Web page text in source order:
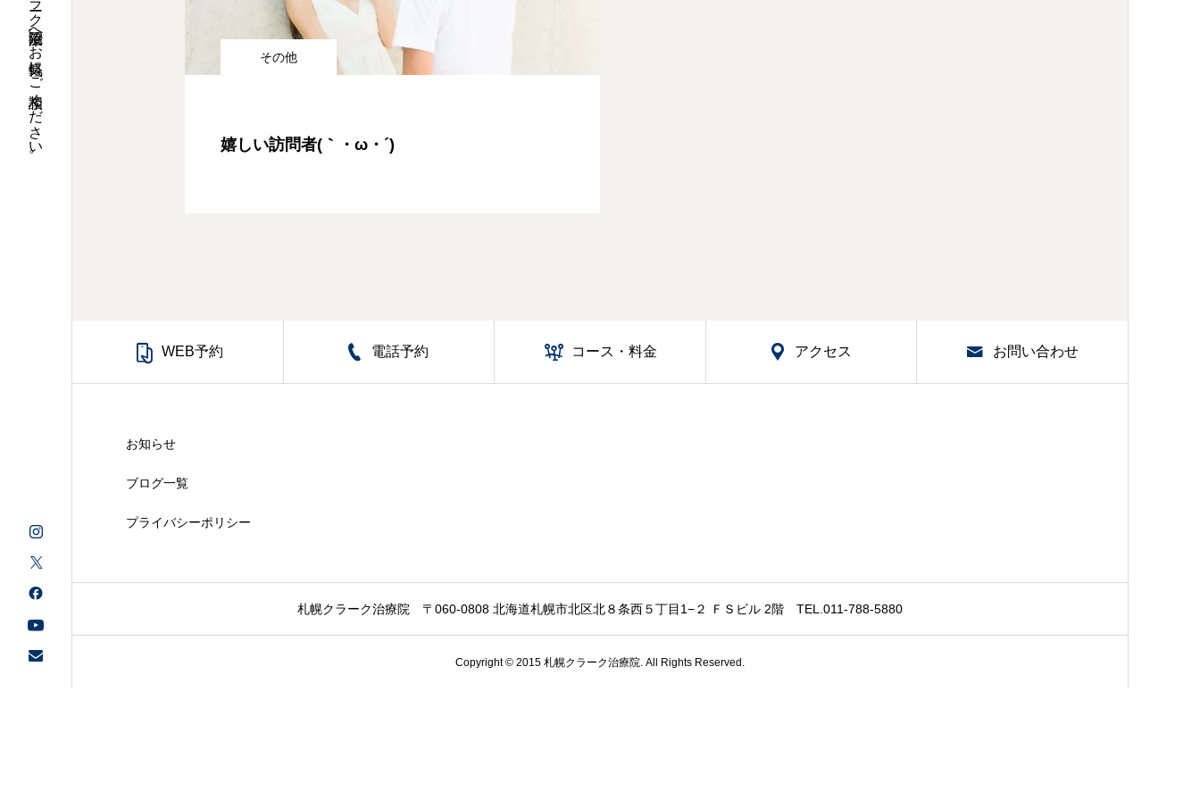
その他
嬉しい訪問者(｀・ω・´)
 WEB予約 電話予約  コース・料金 アクセス お問い合わせ
お知らせ
ブログ一覧
プライバシーポリシー
札幌クラーク治療院 〒060-0808 北海道札幌市北区北８条西５丁目1−２ ＦＳビル 2階 TEL. 011-788-5880
Copyright © 2015 札幌クラーク治療院. All Rights Reserved.